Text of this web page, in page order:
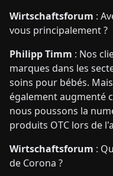
Wirtschaftsforum :
vous principalement ?
Philipp Timm : Nos
marques dans les
soins pour bébés.
également augmenté
nous poussons la
produits OTC lors de
Wirtschaftsforum :
de Corona ?